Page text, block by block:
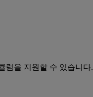
럼을 지원할 수 있습니다.